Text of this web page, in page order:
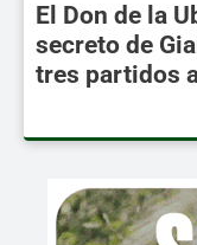
El Don de la
secreto de
tres partidos